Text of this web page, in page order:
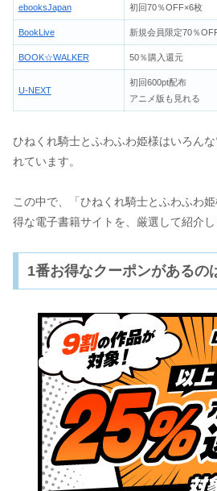
ebooksJapan 初回70％OFF×6枚
BookLive 新規会員限定70％
BOOK☆WALKER 50％購入還元
U-NEXT
初回600pt配布
アニメ版も見れる
ひねくれ騎士とふわふわ姫様はいろん
れています。
この中で、「ひねくれ騎士とふわふわ
得な電子書籍サイトを、厳選して紹介し
1番お得なクーポンがあるの